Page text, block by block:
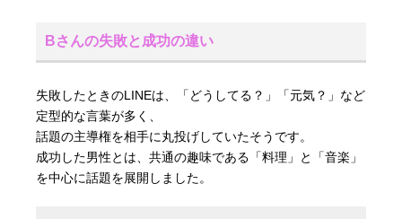
Bさんの失敗と成功の違い
失敗したときのLINEは、「どうしてる？」「元気？」など
定型的な言葉が多く、
話題の主導権を相手に丸投げしていたそうです。
成功した男性とは、共通の趣味である「料理」と「音楽」
を中心に話題を展開しました。